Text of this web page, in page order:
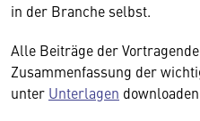
in der Branche selbst.
Alle Beiträge der
Zusammenfassung der
unter Unterlagen